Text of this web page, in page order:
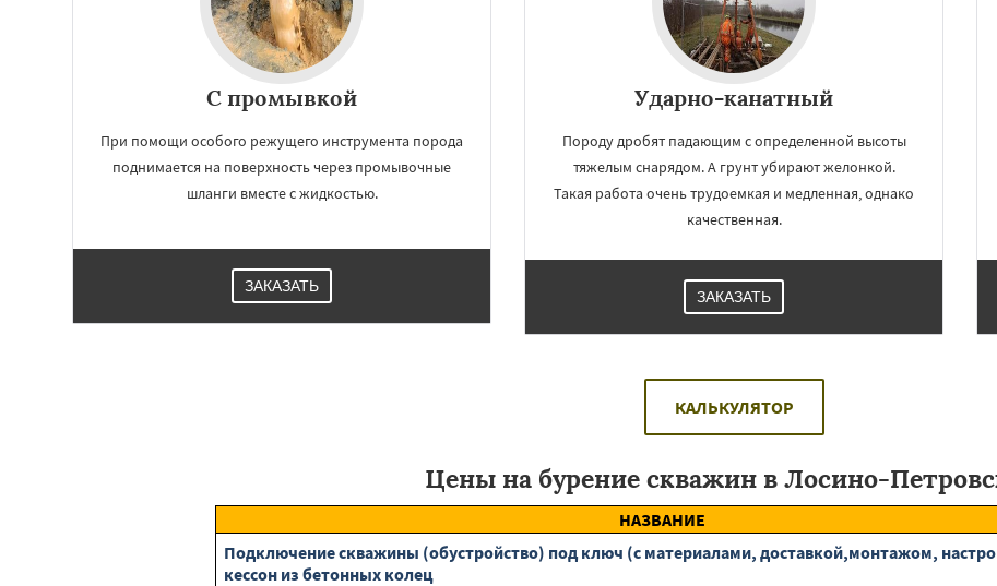
С промывкой
При помощи особого режущего инструмента порода
поднимается на поверхность через промывочные
шланги вместе с жидкостью.
ЗАКАЗАТЬ
Ударно-канатный
Породу дробят падающим с определенной высоты
тяжелым снарядом. А грунт убирают желонкой.
Такая работа очень трудоемкая и медленная, однако
качественная.
ЗАКАЗАТЬ
КАЛЬКУЛЯТОР
Цены на бурение скважин в Лосино-
НАЗВАНИЕ
Подключение скважины (обустройство) под ключ (с материалами, доставкой,монтажом,
кессон из бетонных колец